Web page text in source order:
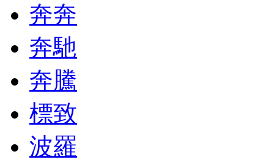
奔奔
奔馳
奔騰
標致
波羅